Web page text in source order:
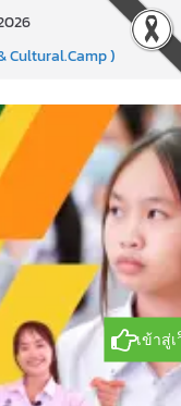
Cultural.Camp )
รียนรู้เชิงรุก ประจำปี
น Youth Sports